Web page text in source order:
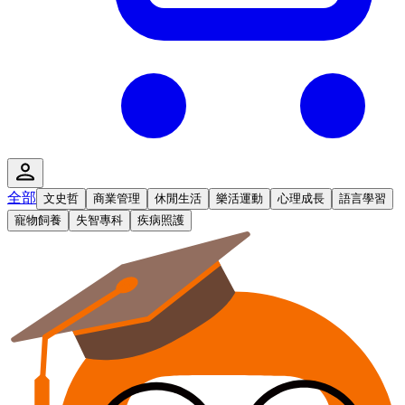
全部 文史哲 商業管理 休閒生活 樂活運動 心理成長
語言學習
寵物飼養
失智專科 疾病照護